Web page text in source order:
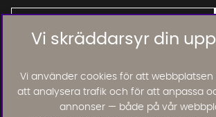
Vi skräddarsyr din
Vi använder cookies för att webbplatsen
att analysera trafik och för att anpassa
annonser — både på vår